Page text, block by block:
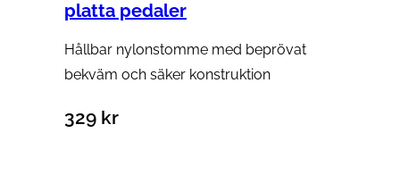
platta pedaler
Hållbar nylonstomme med beprövat
bekväm och säker konstruktion
329 kr